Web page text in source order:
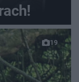
19